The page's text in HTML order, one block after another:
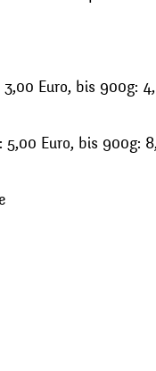
Euro, bis 900g:
Euro, bis 900g: